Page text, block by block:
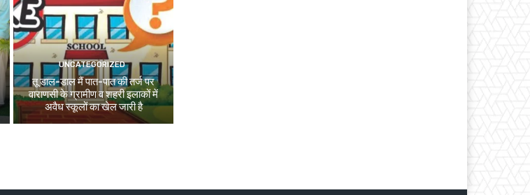
UNCATEGORIZED
तू डाल-डाल मैं पात-पात की तर्ज पर
वाराणसी के ग्रामीण व शहरी इलाकों में
अवैध स्कूलों का खेल जारी है